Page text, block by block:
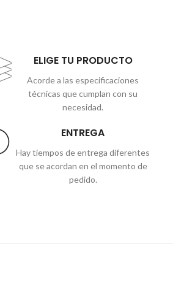
ELIGE TU PRODUCTO
Acorde a las especificaciones
técnicas que cumplan con su
necesidad.
ENTREGA
Hay tiempos de entrega diferentes
que se acordan en el momento de
pedido.